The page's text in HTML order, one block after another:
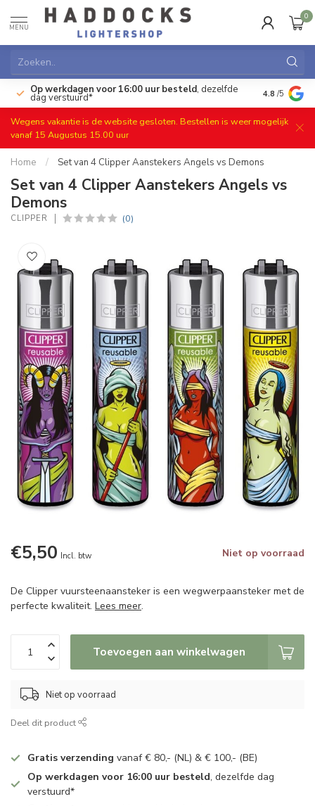
MENU
0
Op werkdagen voor 16:00 uur besteld, dezelfde
dag verstuurd* Gratis
4.8 /5
Wegens vakantie is de website gesloten. Bestellen is weer mogelijk
vanaf 15 Augustus 15.00 uur
Home / Set van 4 Clipper Aanstekers Angels vs Demons
Set van 4 Clipper Aanstekers Angels vs
Demons
CLIPPER (0)
€5,50 Incl. btw Niet op voorraad
De Clipper vuursteenaansteker is een wegwerpaansteker met de
perfecte kwaliteit. Lees meer.
Toevoegen aan winkelwagen
Niet op voorraad
Deel dit product
Gratis verzending vanaf € 80,- (NL) & € 100,- (BE)
Op werkdagen voor 16:00 uur besteld, dezelfde dag
verstuurd*